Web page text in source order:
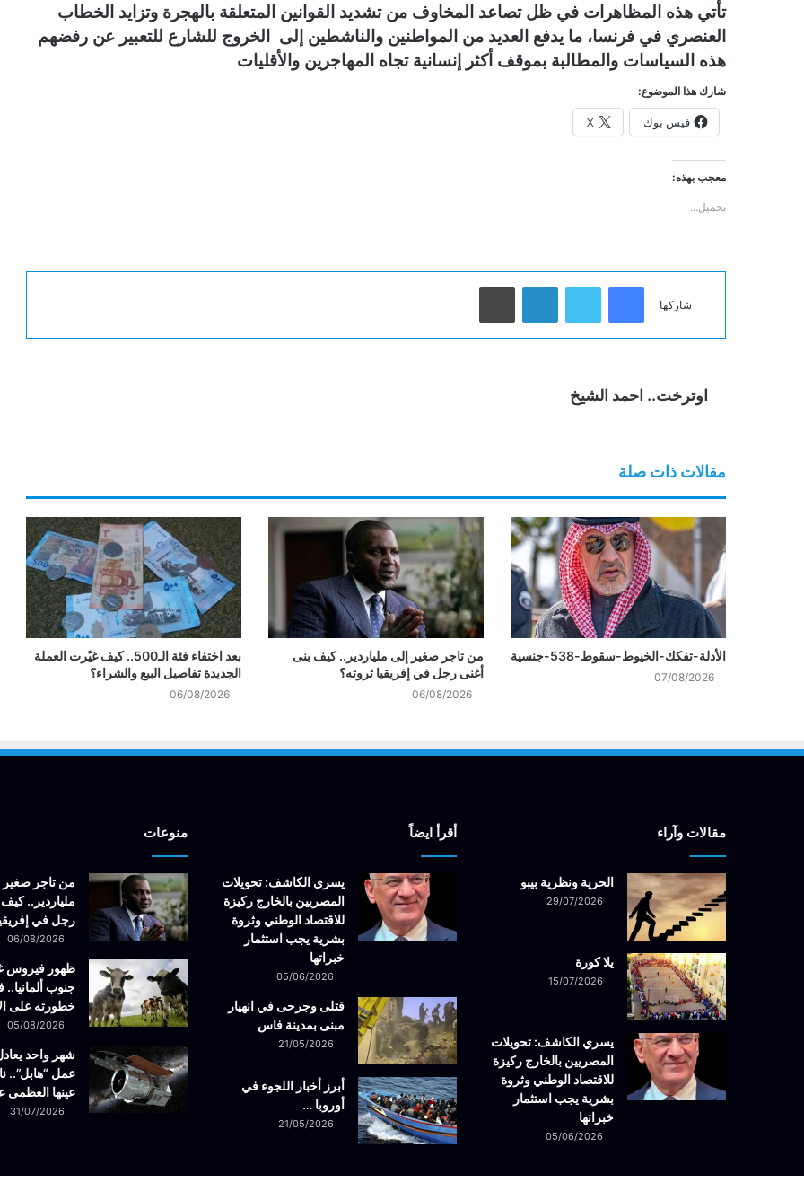
تأتي هذه المظاهرات في ظل تصاعد المخاوف من تشديد القوانين المتعلقة بالهجرة وتزايد الخطاب
العنصري في فرنسا، ما يدفع العديد من المواطنين والناشطين إلى الخروج للشارع للتعبير عن رفضهم
هذه السياسات والمطالبة بموقف أكثر إنسانية تجاه المهاجرين والأقليات
شارك هذا الموضوع:
فيس بوك X
معجب بهذه:
تحميل...
شاركها
فيسبوك لينكدإن
اوترخت.. احمد الشيخ
مقالات ذات صلة
الأدلة-تفكك-الخيوط-سقوط-538-جنسية
07/08/2026
من تاجر صغير إلى ملياردير.. كيف بنى
أغنى رجل في إفريقيا ثروته؟
06/08/2026
بعد اختفاء فئة الـ500.. كيف غيّرت العملة
الجديدة تفاصيل البيع والشراء؟
06/08/2026
مقالات وآراء
الحرية ونظرية بيبو
29/07/2026
يلا كورة
15/07/2026
يسري الكاشف: تحويلات
المصريين بالخارج ركيزة
للاقتصاد الوطني وثروة
بشرية يجب استثمار
خبراتها
05/06/2026
أقرأ ايضاً
يسري الكاشف: تحويلات
المصريين بالخارج ركيزة
للاقتصاد الوطني وثروة
بشرية يجب استثمار
خبراتها
05/06/2026
قتلى وجرحى في انهيار
مبنى بمدينة فاس
21/05/2026
أبرز أخبار اللجوء في
أوروبا …
21/05/2026
منوعات
من تاجر صغير
ملياردير..
رجل في
06/08/2026
ظهور فيروس
جنوب ألمانيا..
خطورته على
05/08/2026
شهر واحد
عمل “هابل”..
عينها العظمى
31/07/2026